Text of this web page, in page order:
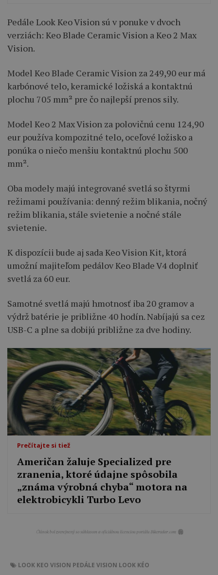
Pedále Look Keo Vision sú v ponuke v dvoch
verziách: Keo Blade Ceramic Vision a Keo 2 Max
Vision.
Model Keo Blade Ceramic Vision za 249,90 eur má
karbónové telo, keramické ložiská a kontaktnú
plochu 705 mm² pre čo najlepší prenos sily.
Model Keo 2 Max Vision za polovičnú cenu 124,90
eur používa kompozitné telo, oceľové ložisko a
ponúka o niečo menšiu kontaktnú plochu 500
mm².
Oba modely majú integrované svetlá so štyrmi
režimami používania: denný režim blikania, nočný
režim blikania, stále svietenie a nočné stále
svietenie.
K dispozícii bude aj sada Keo Vision Kit, ktorá
umožní majiteľom pedálov Keo Blade V4 doplniť
svetlá za 60 eur.
Samotné svetlá majú hmotnosť iba 20 gramov a
výdrž batérie je približne 40 hodín. Nabíjajú sa cez
USB-C a plne sa dobijú približne za dve hodiny.
Prečítajte si tiež
Američan žaluje Specialized pre
zranenia, ktoré údajne spôsobila
„známa výrobná chyba“ motora na
elektrobicykli Turbo Levo
LOOK KEO VISION PEDÁLE VISION LOOK KÉO